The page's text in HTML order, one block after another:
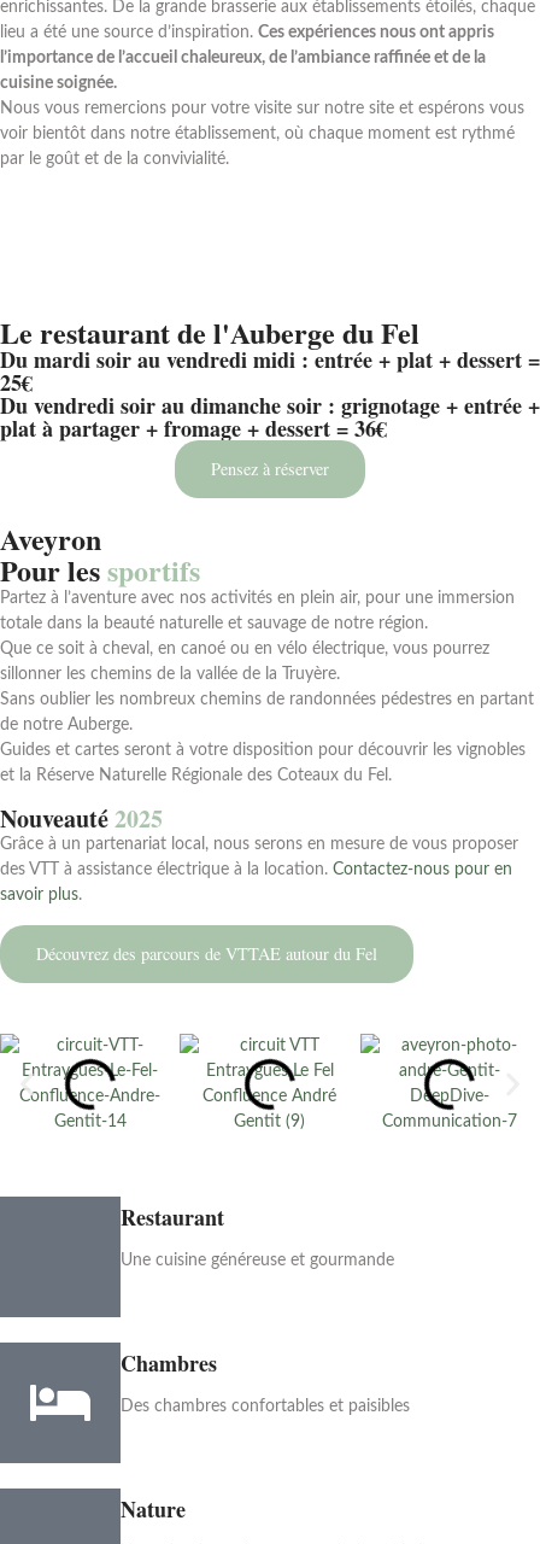
enrichissantes. De la grande brasserie aux établissements étoilés, chaque
lieu a été une source d’inspiration. Ces expériences nous ont appris
l’importance de l’accueil chaleureux, de l’ambiance raffinée et de la
cuisine soignée.
Nous vous remercions pour votre visite sur notre site et espérons vous
voir bientôt dans notre établissement, où chaque moment est rythmé
par le goût et de la convivialité.
Le restaurant de l'Auberge du Fel
Du mardi soir au vendredi midi : entrée + plat + dessert =
25€
Du vendredi soir au dimanche soir : grignotage + entrée +
plat à partager + fromage + dessert = 36€
Pensez à réserver
Aveyron
Pour lessportifs
Partez à l’aventure avec nos activités en plein air, pour une immersion
totale dans la beauté naturelle et sauvage de notre région.
Que ce soit à cheval, en canoé ou en vélo électrique, vous pourrez
sillonner les chemins de la vallée de la Truyère.
Sans oublier les nombreux chemins de randonnées pédestres en partant
de notre Auberge.
Guides et cartes seront à votre disposition pour découvrir les vignobles
et la Réserve Naturelle Régionale des Coteaux du Fel.
Nouveauté2025
Grâce à un partenariat local, nous serons en mesure de vous proposer
des VTT à assistance électrique à la location. Contactez-nous pour en
savoir plus.
Découvrez des parcours de VTTAE autour du Fel
Restaurant
Une cuisine généreuse et gourmande
Chambres
Des chambres confortables et paisibles
Nature